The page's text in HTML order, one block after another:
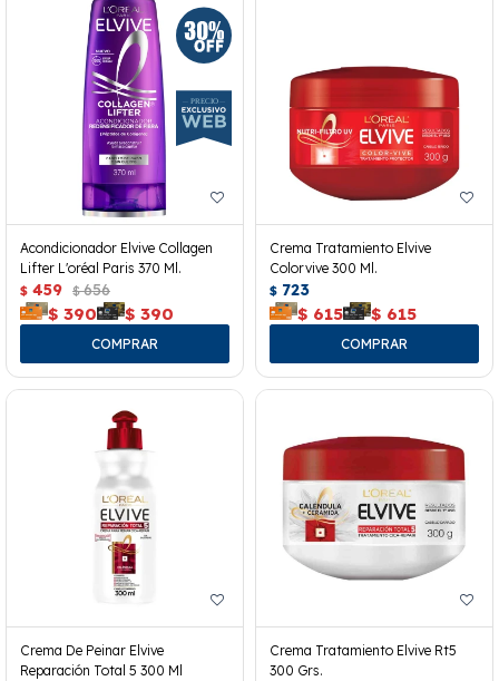
Acondicionador Elvive Collagen
Lifter L'oréal Paris 370 Ml.
$ 459 $ 656
$ 390 $ 390
Crema Tratamiento Elvive
Colorvive 300 Ml.
$ 723
$ 615 $ 615
Crema De Peinar Elvive
Reparación Total 5 300 Ml
Crema Tratamiento Elvive Rt5
300 Grs.